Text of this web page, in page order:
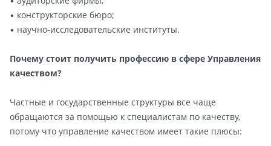
• конструкторские бюро;
• научно-исследовательские институты.
Почему стоит получить профессию в сфере Управления
качеством?
Частные и государственные структуры все чаще
обращаются за помощью к специалистам по качеству,
потому что управление качеством имеет такие плюсы: